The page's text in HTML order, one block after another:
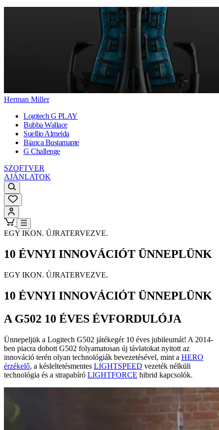
Herman Miller
Logitech G PLAY
Bubba Wallace
Suellio Almeida
Bianca Bustamante
G Challenge
SZOFTVER
AJÁNLATOK
EGY IKON. ÚJRATERVEZVE.
10 ÉVNYI INNOVÁCIÓT ÜNNEPLÜNK
EGY IKON. ÚJRATERVEZVE.
10 ÉVNYI INNOVÁCIÓT ÜNNEPLÜNK
A G502 10 ÉVES ÉVFORDULÓJA
Ünnepeljük a Logitech G502 játékegér 10 éves jubileumát! A 2014-
ben piacra dobott G502 folyamatosan új távlatokat nyitott az
innováció terén olyan technológiák bevezetésével, mint a HERO
érzékelő, a késleltetésmentes LIGHTSPEED vezeték nélküli
technológia és a strapabíró LIGHTFORCE hibrid kapcsolók.